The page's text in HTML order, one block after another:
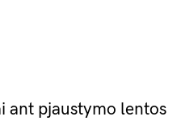
ant pjaustymo lentos